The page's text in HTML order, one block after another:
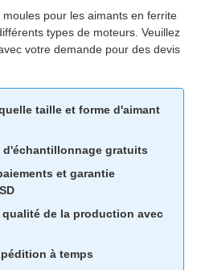
pour les aimants en ferrite
types de moteurs. Veuillez
votre demande pour des devis
taille et forme d'aimant
gratuits
et garantie
de la production avec
à temps